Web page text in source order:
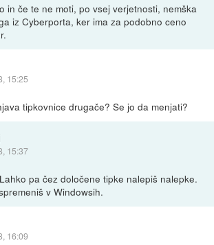
in če te ne moti, po vsej verjetnosti, nemška
iz Cyberporta, ker ima za podobno ceno
15:25
tipkovnice drugače? Se jo da menjati?
15:37
pa čez določene tipke nalepiš nalepke.
v Windowsih.
16:09